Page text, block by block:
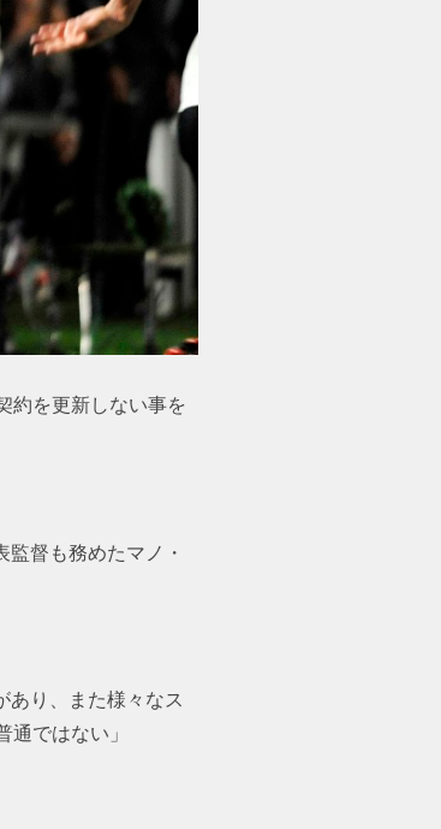
約を更新しない事を
督も務めたマノ・
あり、また様々なス
ではない」